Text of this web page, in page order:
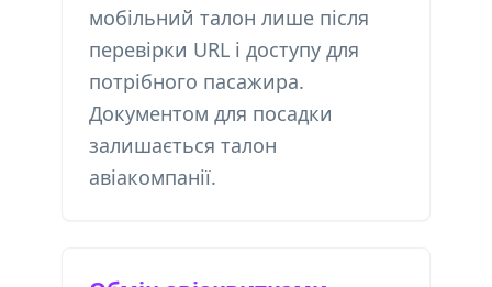
мобільний талон лише після
перевірки URL і доступу для
потрібного пасажира.
Документом для посадки
залишається талон
авіакомпанії.